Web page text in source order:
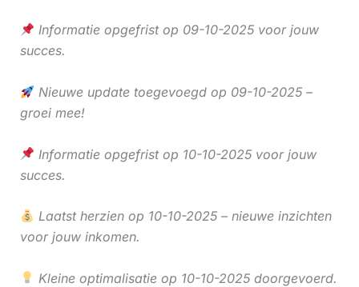
Informatie opgefrist op 09-10-2025 voor jouw
succes.
Nieuwe update toegevoegd op 09-10-2025 –
groei mee!
Informatie opgefrist op 10-10-2025 voor jouw
succes.
Laatst herzien op 10-10-2025 – nieuwe inzichten
voor jouw inkomen.
Kleine optimalisatie op 10-10-2025 doorgevoerd.